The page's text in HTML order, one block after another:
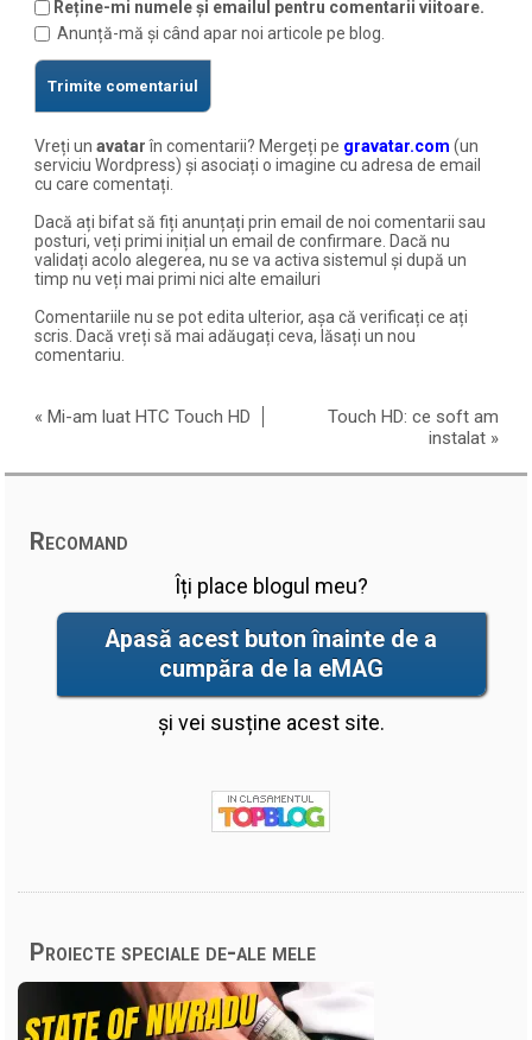
Reține-mi numele și emailul pentru comentarii viitoare.
Anunță-mă și când apar noi articole pe blog.
Vreți unavatarîn comentarii? Mergeți pe gravatar.com (un
serviciu Wordpress) și asociați o imagine cu adresa de email
cu care comentați.
Dacă ați bifat să fiți anunțați prin email de noi comentarii sau
posturi, veți primi inițial un email de confirmare. Dacă nu
validați acolo alegerea, nu se va activa sistemul și după un
timp nu veți mai primi nici alte emailuri
Comentariile nu se pot edita ulterior, așa că verificați ce ați
scris. Dacă vreți să mai adăugați ceva, lăsați un nou
comentariu.
«Mi-am luat HTC Touch HD
Touch HD: ce soft am
instalat »
Recomand
Îți place blogul meu?
Apasă acest buton înainte de a
cumpăra de la eMAG
și vei susține acest site.
Proiecte speciale de-ale mele